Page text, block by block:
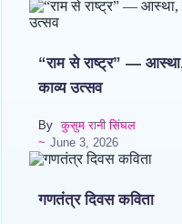
“राम से राष्ट्र” —
काव्य उत्सव
By कुसुम रानी सिंघल
~ June 3, 2026
गणतंत्र दिवस कविता